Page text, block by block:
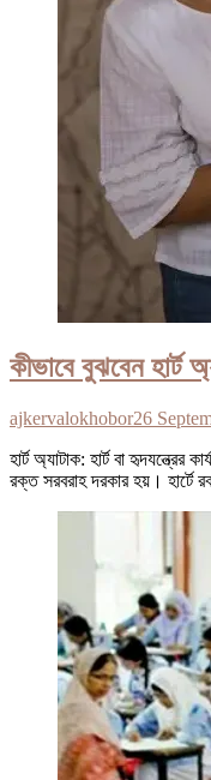
কীভাবে বুঝবেন হার্ট
ajkervalokhobor26
হার্ট অ্যাটাক: হার্ট বা হৃদযন্ত্রের
রক্ত সরবরাহ দরকার হয়। হার্টে